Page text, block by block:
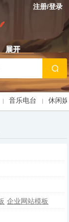
注册/登录
展开
音乐电台 休闲
企业网站模板